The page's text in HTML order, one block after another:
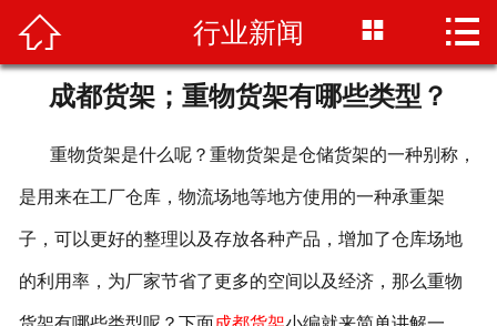
 首页
商超货架
仓储货架
配套设备
仓储行业
 行业新闻  
成都货架；重物货架有哪些类型？
重物货架是什么呢？重物货架是仓储货架的一种别称，
是用来在工厂仓库，物流场地等地方使用的一种承重架
子，可以更好的整理以及存放各种产品，增加了仓库场地
的利用率，为厂家节省了更多的空间以及经济，那么重物